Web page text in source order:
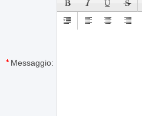
Messaggio: